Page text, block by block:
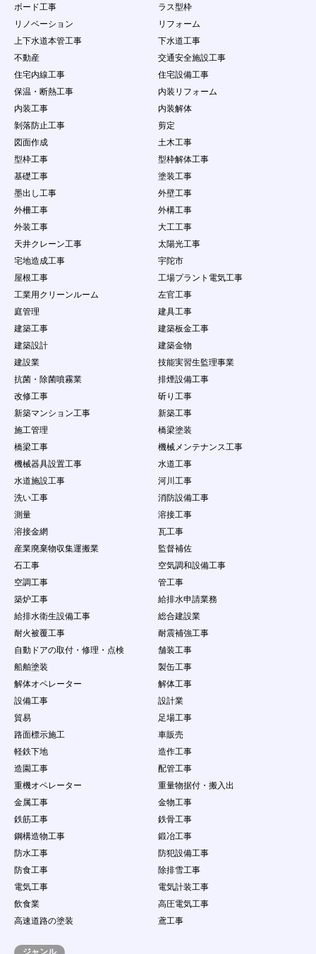
り、第三者に使用されていることが判明した場合
には、直ちに当社に申し出するとともに、当社の
は、事務局は一切の責任を負わないものとしま
す。
２．会員は、自己の責任にもとづき本サービスを利用
するものとし、会員が公開するコンテンツについ
３．会員は当社に対し、他人の著作物を使用したこと
などが原因で紛争、損害賠償の請求などが起こっ
た場合の損害、責任について一切を免責するもの
とし、自らの責任を持って紛争に対処するものと
４．会員は、問合せ量が少ないことを理由として事務
局に対して、何らの請求権を有しないこととしま
す。
５．会員は、本条で定める行為において当社に損害を
を請求できる権利を有することを認めます。
第12条 禁止事項
会員の本サービスの利用にあたって、当社は以下の
行為を禁止します。会員がこれらの禁止行為を行っ
た場合、会員に通知することなく、当社は該当する
内容のデータを削除することができ、また、禁止行
とができるものとします。ただし、当社は、当該デ
ータ等を掲載停止又は削除する義務を負うものでは
なく、データの削除及び利用制限等の処分につきま
しては当社の説明の義務を負わないものとします。
（２）
法律・規則・条例等の制定法に反する行為
（３）
第三者の個人情報を公開する行為
（４）
公序良俗に反する行為やコンテンツ閲覧者に
（５）
会員以外の自然人・法人・団体・組織等の第
（６）
虚偽の情報をコンテンツに掲載し、コンテン
ツ閲覧者を欺く行為
三者の名誉や社会的信用を棄損したり、不快
感や精神的な損害を与える行為
（８）
コンテンツ閲覧者を含む会員以外の自然人・
法人・団体・組織等の第三者の個人情報の収
（９）
本サービスで得た情報を、本サービスの利用
目的の範囲を超えて第三者に譲渡すること、
又は営業を目的とした情報提供活動をするこ
と（営利を目的とした情報提供等の行為）
（１１）
会員ＩＤ・パスワードを故意に第三者に公開
する行為
（１２）
会員情報・案件情報などを悪意ある行為をす
（１３）
当社が、本サービスの運営を妨げるおそれが
あると判断する量のデータ転送、サーバに負
担をかける行為（不正な連続アクセス、ウィ
ルス、ワーム、その他の有害プログラムをサ
ーバーに送信し、または第三者に送信する行
為など）
（１４）
他の会員又は第三者の財産権、プライバシー
権、人格権等を侵害する行為、またはそのお
（１５）
実際に依頼する意思がないのに、企業に対し
（１６）虚偽の情報をサイトに登録、提供し、求人に
（１７）著作権、商標権、プライバシー権、氏名権、
ボード工事
ラス型枠
リノベーション
リフォーム
上下水道本管工事
下水道工事
不動産
交通安全施設工事
住宅内線工事
住宅設備工事
保温・断熱工事
内装リフォーム
内装工事
内装解体
剝落防止工事
剪定
図面作成
土木工事
型枠工事
型枠解体工事
基礎工事
塗装工事
墨出し工事
外壁工事
外柵工事
外構工事
外装工事
大工工事
天井クレーン工事
太陽光工事
宅地造成工事
宇陀市
屋根工事
工場プラント電気工事
工業用クリーンルーム
左官工事
庭管理
建具工事
建築工事
建築板金工事
建築設計
建築金物
建設業
技能実習生監理事業
抗菌・除菌噴霧業
排煙設備工事
改修工事
斫り工事
新築マンション工事
新築工事
施工管理
橋梁塗装
橋梁工事
機械メンテナンス工事
機械器具設置工事
水道工事
水道施設工事
河川工事
洗い工事
消防設備工事
測量
溶接工事
溶接金網
瓦工事
産業廃棄物収集運搬業
監督補佐
石工事
空気調和設備工事
空調工事
管工事
築炉工事
給排水申請業務
給排水衛生設備工事
総合建設業
耐火被覆工事
耐震補強工事
自動ドアの取付・修理・点検
舗装工事
船舶塗装
製缶工事
解体オペレーター
解体工事
設備工事
設計業
貿易
足場工事
路面標示施工
車販売
軽鉄下地
造作工事
造園工事
配管工事
重機オペレーター
重量物据付・搬入出
金属工事
金物工事
鉄筋工事
鉄骨工事
鋼構造物工事
鍛冶工事
防水工事
防犯設備工事
防食工事
除排雪工事
電気工事
電気計装工事
飲食業
高圧電気工事
高速道路の塗装
鳶工事
ジャンル